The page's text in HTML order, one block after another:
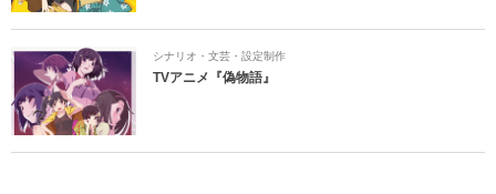
シナリオ・文芸・設定制作
TVアニメ『偽物語』